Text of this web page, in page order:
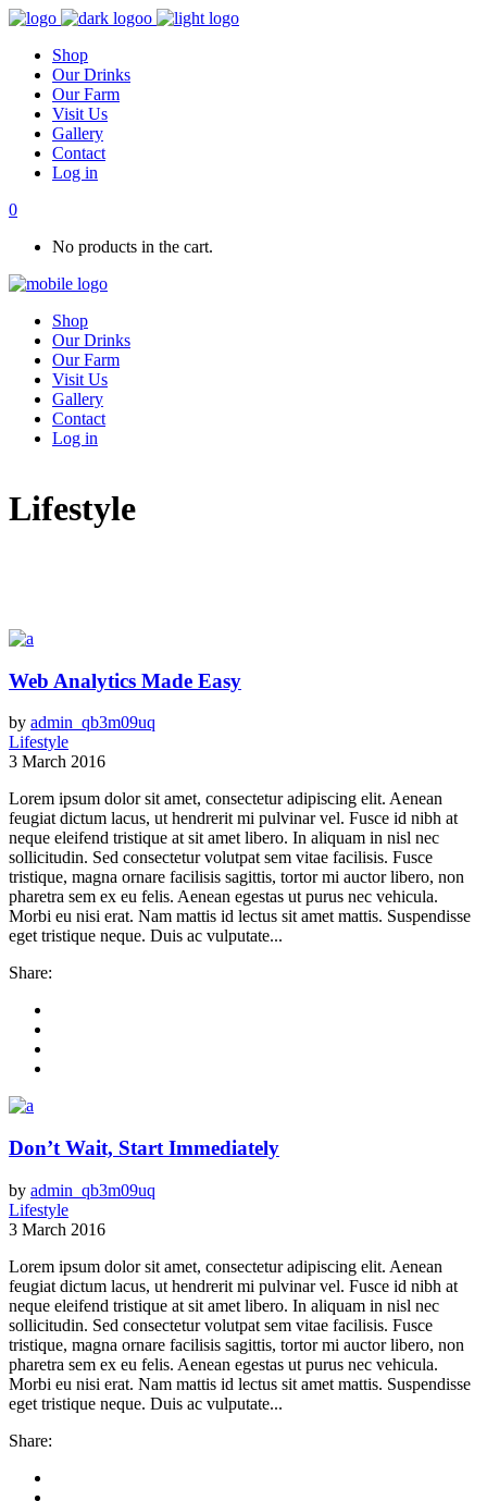
Shop
Our Drinks
Our Farm
Visit Us
Gallery
Contact
Log in
0
No products in the cart.
Shop
Our Drinks
Our Farm
Visit Us
Gallery
Contact
Log in
Lifestyle
Web Analytics Made Easy
by admin_qb3m09uq
Lifestyle
3 March 2016
Lorem ipsum dolor sit amet, consectetur adipiscing elit. Aenean
feugiat dictum lacus, ut hendrerit mi pulvinar vel. Fusce id nibh at
neque eleifend tristique at sit amet libero. In aliquam in nisl nec
sollicitudin. Sed consectetur volutpat sem vitae facilisis. Fusce
tristique, magna ornare facilisis sagittis, tortor mi auctor libero, non
pharetra sem ex eu felis. Aenean egestas ut purus nec vehicula.
Morbi eu nisi erat. Nam mattis id lectus sit amet mattis. Suspendisse
eget tristique neque. Duis ac vulputate...
Share:
Don’t Wait, Start Immediately
by admin_qb3m09uq
Lifestyle
3 March 2016
Lorem ipsum dolor sit amet, consectetur adipiscing elit. Aenean
feugiat dictum lacus, ut hendrerit mi pulvinar vel. Fusce id nibh at
neque eleifend tristique at sit amet libero. In aliquam in nisl nec
sollicitudin. Sed consectetur volutpat sem vitae facilisis. Fusce
tristique, magna ornare facilisis sagittis, tortor mi auctor libero, non
pharetra sem ex eu felis. Aenean egestas ut purus nec vehicula.
Morbi eu nisi erat. Nam mattis id lectus sit amet mattis. Suspendisse
eget tristique neque. Duis ac vulputate...
Share: